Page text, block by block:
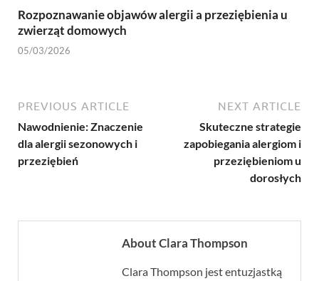
Rozpoznawanie objawów alergii a przeziębienia u
zwierząt domowych
05/03/2026
PREVIOUS ARTICLE
Nawodnienie: Znaczenie
dla alergii sezonowych i
przeziębień
NEXT ARTICLE
Skuteczne strategie
zapobiegania alergiom i
przeziębieniom u
dorosłych
About Clara Thompson
Clara Thompson jest entuzjastką